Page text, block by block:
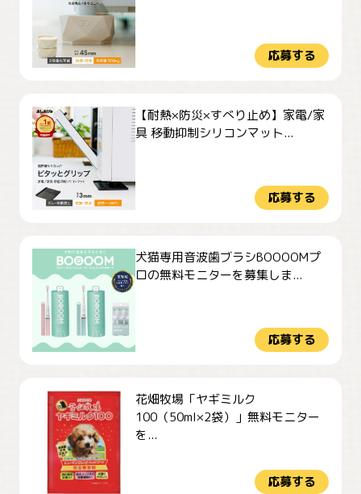
応募する
【耐熱×防災×すべり止め】家電/家
具 移動抑制シリコンマット...
応募する
犬猫専用音波歯ブラシBOOOOMプ
ロの無料モニターを募集しま...
応募する
花畑牧場「ヤギミルク
100（50ml×2袋）」無料モニター
を...
応募する